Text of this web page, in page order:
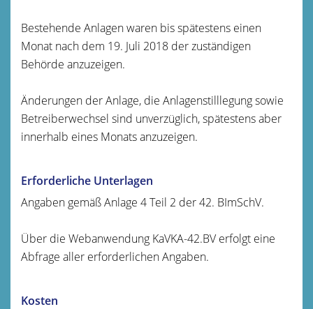
Bestehende Anlagen waren bis spätestens einen
Monat nach dem 19. Juli 2018 der zuständigen
Behörde anzuzeigen.
Änderungen der Anlage, die Anlagenstilllegung sowie
Betreiberwechsel sind unverzüglich, spätestens aber
innerhalb eines Monats anzuzeigen.
Erforderliche Unterlagen
Angaben gemäß Anlage 4 Teil 2 der 42. BImSchV.
Über die Webanwendung KaVKA-42.BV erfolgt eine
Abfrage aller erforderlichen Angaben.
Kosten